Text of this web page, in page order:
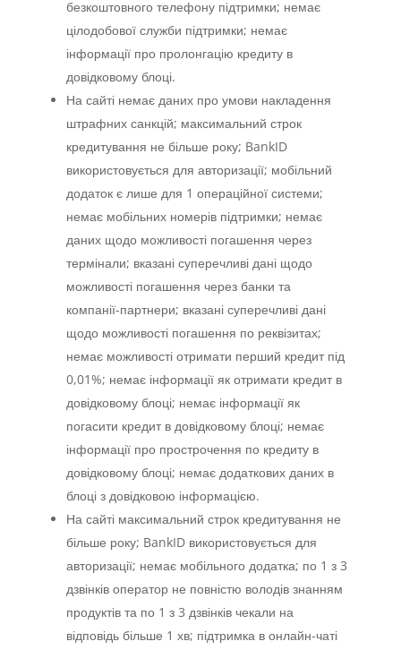
безкоштовного телефону підтримки; немає
цілодобової служби підтримки; немає
інформації про пролонгацію кредиту в
довідковому блоці.
На сайті немає даних про умови накладення
штрафних санкцій; максимальний строк
кредитування не більше року; BankID
використовується для авторизації; мобільний
додаток є лише для 1 операційної системи;
немає мобільних номерів підтримки; немає
даних щодо можливості погашення через
термінали; вказані суперечливі дані щодо
можливості погашення через банки та
компанії-партнери; вказані суперечливі дані
щодо можливості погашення по реквізитах;
немає можливості отримати перший кредит під
0,01%; немає інформації як отримати кредит в
довідковому блоці; немає інформації як
погасити кредит в довідковому блоці; немає
інформації про прострочення по кредиту в
довідковому блоці; немає додаткових даних в
блоці з довідковою інформацією.
На сайті максимальний строк кредитування не
більше року; BankID використовується для
авторизації; немає мобільного додатка; по 1 з 3
дзвінків оператор не повністю володів знанням
продуктів та по 1 з 3 дзвінків чекали на
відповідь більше 1 хв; підтримка в онлайн-чаті